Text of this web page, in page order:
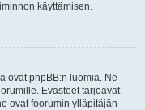
käyttämisen.
ovat phpBB:n luomia. Ne
Evästeet tarjoavat
ovat foorumin ylläpitäjän